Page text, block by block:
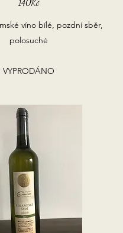
140Kč
víno bílé, pozdní sběr,
polosuché
VYPRODÁNO